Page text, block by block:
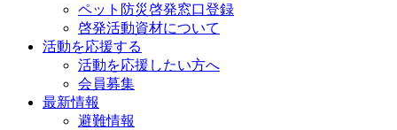
ペット防災啓発窓口登録
啓発活動資材について
活動を応援する
活動を応援したい方へ
会員募集
最新情報
避難情報